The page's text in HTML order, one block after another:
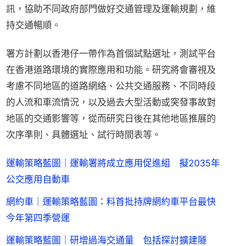
訊，協助不同政府部門做好交通管理及運輸規劃，維
持交通暢順。
署方計劃以香港仔一帶作為首個試點選址，測試平台
在香港道路環境的實際應用和功能。研究將會審視及
考慮不同地區的道路網絡、公共交通服務、不同時段
的人流和車流情況，以及過去大型活動或突發事故對
地區的交通影響等，從而研究日後在其他地區推展的
次序準則、具體選址、試行時間表等。
運輸策略藍圖｜運輸署將成立應用促進組 擬2035年
公交應用自動車
網約車｜運輸策略藍圖：料首批持牌網約車平台最快
今年第四季營運
運輸策略藍圖｜研增過海交通量 包括探討擴建隧